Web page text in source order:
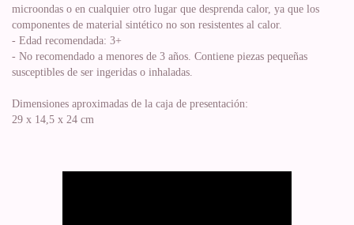
microondas o en cualquier otro lugar que desprenda calor, ya que los
componentes de material sintético no son resistentes al calor.
- Edad recomendada: 3+
- No recomendado a menores de 3 años. Contiene piezas pequeñas
susceptibles de ser ingeridas o inhaladas.
Dimensiones aproximadas de la caja de presentación:
29 x 14,5 x 24 cm